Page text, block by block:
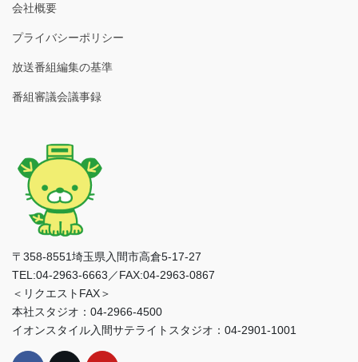
会社概要
プライバシーポリシー
放送番組編集の基準
番組審議会議事録
〒358-8551埼玉県入間市高倉5-17-27
TEL:04-2963-6663／FAX:04-2963-0867
＜リクエストFAX＞
本社スタジオ：04-2966-4500
イオンスタイル入間サテライトスタジオ：04-2901-1001